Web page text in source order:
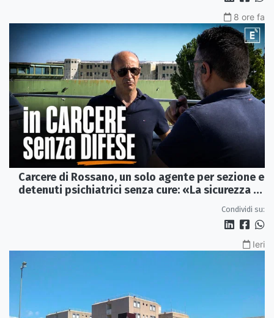
8 ore fa
Carcere di Rossano, un solo agente per sezione e
detenuti psichiatrici senza cure: «La sicurezza è
Condividi su:
Ieri